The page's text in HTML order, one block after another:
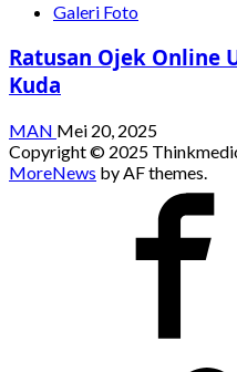
Galeri Foto
Ratusan Ojek Online
Kuda
MAN Mei 20, 2025
Copyright © 2025
MoreNews by AF themes.